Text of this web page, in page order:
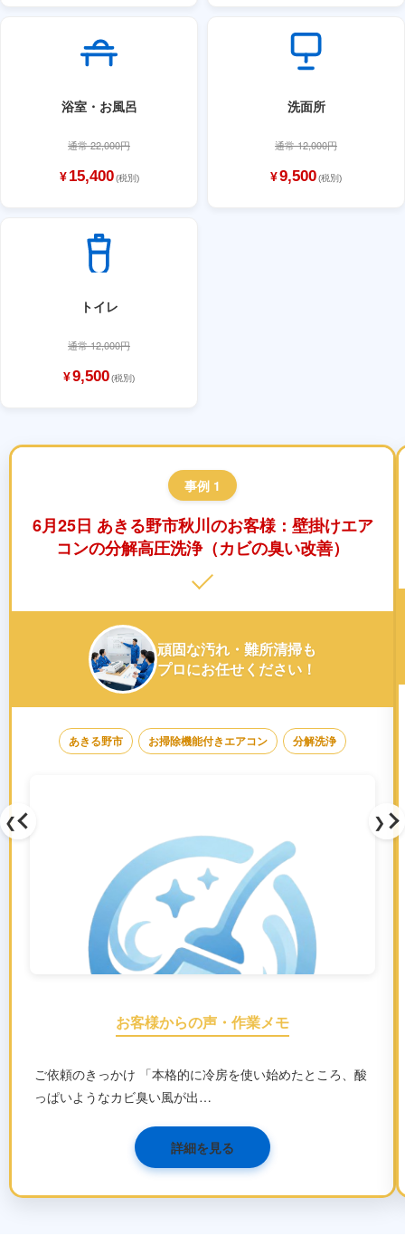
浴室・お風呂
通常 22,000円
¥ 15,400 (税別)
洗面所
通常 12,000円
¥9,500(税別)
トイレ
通常 12,000円
¥9,500(税別)
事例 1
6月25日 あきる野市秋川のお客様：壁掛けエア
コンの分解高圧洗浄（カビの臭い改善）
頑固な汚れ・難所清掃も
プロにお任せください！
あきる野市 お掃除機能付きエアコン 分解洗浄
お客様からの声・作業メモ
ご依頼のきっかけ 「本格的に冷房を使い始めたところ、酸
っぱいようなカビ臭い風が出…
詳細を見る
❮ ❯